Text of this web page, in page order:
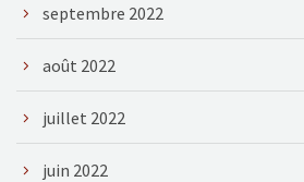
septembre 2022
août 2022
juillet 2022
juin 2022